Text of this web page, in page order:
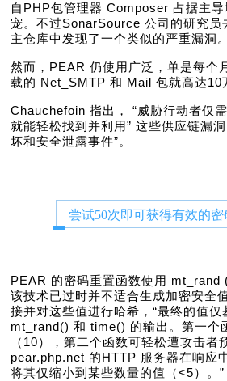
自PHP包管理器 Composer 占据主
宠。不过SonarSource 公司的研究
主仓库中发现了一个类似的严重漏洞。
然而，PEAR 仍使用广泛，单是每个
载的 Net_SMTP 和 Mail 包就高达10
Chauchefoin 指出， “威胁行动者仅
就能轻松找到并利用” 这些供应链漏
坏和安全泄露事件”。
尝试50次即可获得有效的
PEAR 的密码重置函数使用 mt_rand
该技术已过时并不适合生成加密安全
接并对这些值进行哈希，“最终的值仅
mt_rand() 和 time() 的输出。第一个
（10），第二个函数可轻松遭攻击者
pear.php.net 的HTTP 服务器在响应
将其仅缩小到某些数量的值（<5）。”